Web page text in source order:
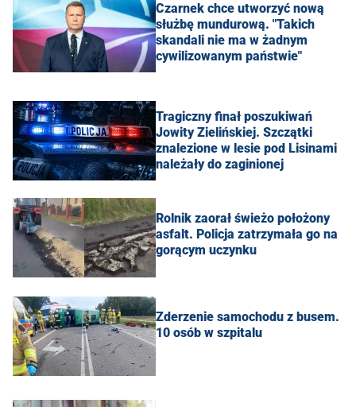
Czarnek chce utworzyć nową
służbę mundurową. "Takich
skandali nie ma w żadnym
cywilizowanym państwie"
Tragiczny finał poszukiwań
Jowity Zielińskiej. Szczątki
znalezione w lesie pod Lisinami
należały do zaginionej
Rolnik zaorał świeżo położony
asfalt. Policja zatrzymała go na
gorącym uczynku
Zderzenie samochodu z busem.
10 osób w szpitalu